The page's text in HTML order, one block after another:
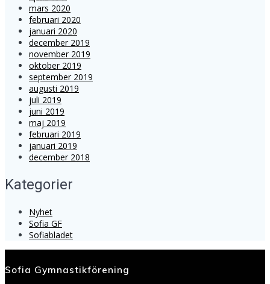
mars 2020
februari 2020
januari 2020
december 2019
november 2019
oktober 2019
september 2019
augusti 2019
juli 2019
juni 2019
maj 2019
februari 2019
januari 2019
december 2018
Kategorier
Nyhet
Sofia GF
Sofiabladet
Sofia Gymnastikförening